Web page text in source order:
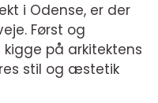
i Odense, er der
Først og
på arkitektens
stil og æstetik